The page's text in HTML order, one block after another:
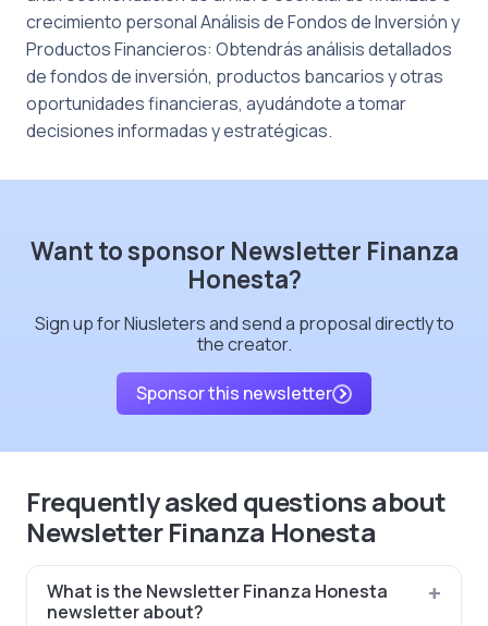
crecimiento personal Análisis de Fondos de Inversión y
Productos Financieros: Obtendrás análisis detallados
de fondos de inversión, productos bancarios y otras
oportunidades financieras, ayudándote a tomar
decisiones informadas y estratégicas.
Want to sponsor Newsletter Finanza
Honesta?
Sign up for Niusleters and send a proposal directly to
the creator.
Sponsor this newsletter
Frequently asked questions about
Newsletter Finanza Honesta
What is the Newsletter Finanza Honesta
newsletter about?